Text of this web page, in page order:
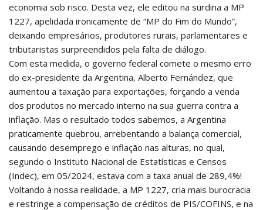
economia sob risco. Desta vez, ele editou na surdina a MP
1227, apelidada ironicamente de “MP do Fim do Mundo”,
deixando empresários, produtores rurais, parlamentares e
tributaristas surpreendidos pela falta de diálogo.
Com esta medida, o governo federal comete o mesmo erro
do ex-presidente da Argentina, Alberto Fernández, que
aumentou a taxação para exportações, forçando a venda
dos produtos no mercado interno na sua guerra contra a
inflação. Mas o resultado todos sabemos, a Argentina
praticamente quebrou, arrebentando a balança comercial,
causando desemprego e inflação nas alturas, no qual,
segundo o Instituto Nacional de Estatísticas e Censos
(Indec), em 05/2024, estava com a taxa anual de 289,4%!
Voltando à nossa realidade, a MP 1227, cria mais burocracia
e restringe a compensação de créditos de PIS/COFINS, e na